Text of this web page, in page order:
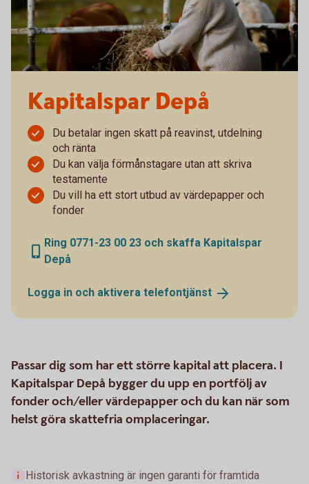
Kapitalspar Depå
Du betalar ingen skatt på reavinst, utdelning
och ränta
Du kan välja förmånstagare utan att skriva
testamente
Du vill ha ett stort utbud av värdepapper och
fonder
Ring 0771-23 00 23 och skaffa Kapitalspar
Depå
Logga in och aktivera telefontjänst
Passar dig som har ett större kapital att placera. I
Kapitalspar Depå bygger du upp en portfölj av
fonder och/eller värdepapper och du kan när som
helst göra skattefria omplaceringar.
Historisk avkastning är ingen garanti för framtida